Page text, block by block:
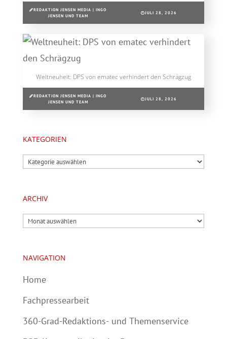
REDAKTION JENSEN MEDIA | INGO
JENSEN UND TEAM
JULI 28, 2026
Weltneuheit: DPS von ematec verhindert den Schrägzug
REDAKTION JENSEN MEDIA | INGO
JENSEN UND TEAM
JULI 28, 2026
KATEGORIEN
Kategorien
ARCHIV
Archiv
NAVIGATION
Home
Fachpressearbeit
360-Grad-Redaktions- und Themenservice